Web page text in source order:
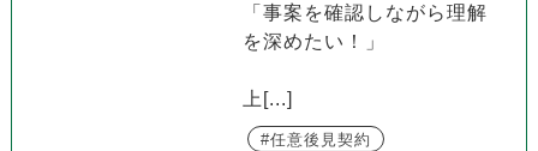
「事案を確認しながら理解
を深めたい！」
上[...]
任意後見契約